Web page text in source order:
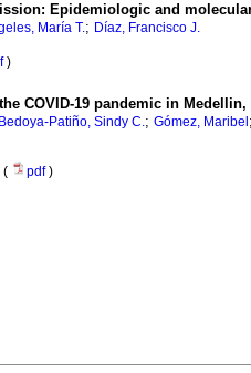
Epidemiologic and
María T.; Díaz, Francisco J.
)
COVID-19 pandemic in
Bedoya-Patiño, Sindy C.; Gómez, Maribel ;
( pdf)